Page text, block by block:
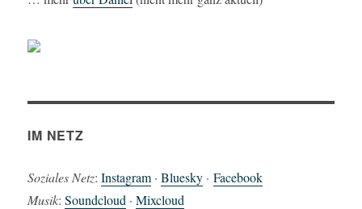
IM NETZ
Soziales Netz:Instagram ·Bluesky ·Facebook
Musik:Soundcloud ·Mixcloud